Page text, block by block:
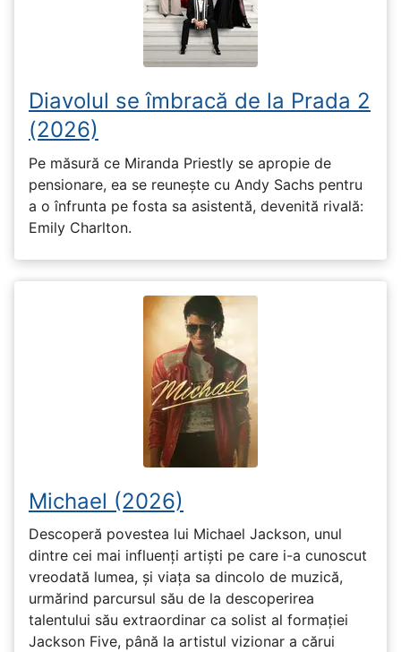
Diavolul se îmbracă de la Prada 2
(2026)
Pe măsură ce Miranda Priestly se apropie de
pensionare, ea se reunește cu Andy Sachs pentru
a o înfrunta pe fosta sa asistentă, devenită rivală:
Emily Charlton.
Michael (2026)
Descoperă povestea lui Michael Jackson, unul
dintre cei mai influenți artiști pe care i-a cunoscut
vreodată lumea, și viața sa dincolo de muzică,
urmărind parcursul său de la descoperirea
talentului său extraordinar ca solist al formației
Jackson Five, până la artistul vizionar a cărui